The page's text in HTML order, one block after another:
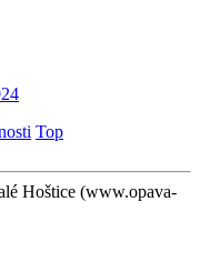
Top
Hoštice (www.opava-